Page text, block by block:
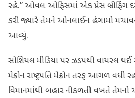
રહે.” ઓવલ ઓફિસમાં એક પ્રેસ બ્રીફિંગ
કરી જ્યારે તેમને ઓનલાઈન હંગામો
આવ્યું.
સોશિયલ મીડિયા પર ઝડપથી વાયરલ થઈ
મેક્રોન રાષ્ટ્રપતિ મેક્રોન તરફ આગળ વધી
વિમાનમાંથી બહાર નીકળતી વખતે તેમનો